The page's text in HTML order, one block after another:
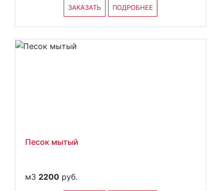
ЗАКАЗАТЬ ПОДРОБНЕЕ
Песок мытый
м3 2200 руб.